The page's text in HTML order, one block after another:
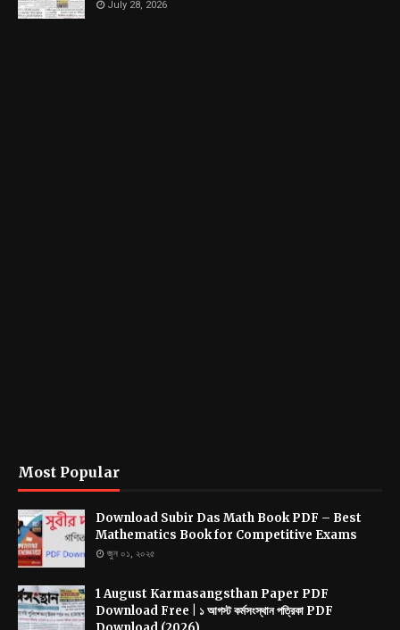
July 28, 2026
Most Popular
Download Subir Das Math Book PDF – Best
Mathematics Book for Competitive Exams
জুন ০১, ২০২৫
1 August Karmasangsthan Paper PDF
Download Free | ১ আগস্ট কর্মসংস্থান পত্রিকা PDF